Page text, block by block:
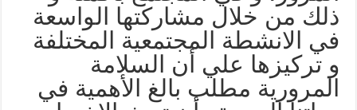
من خلال مشاركتها الواسعة
الانشطة المجتمعية المختلفة
تركيزها علي أن السلامة
مطلب بالغ الأهمية في